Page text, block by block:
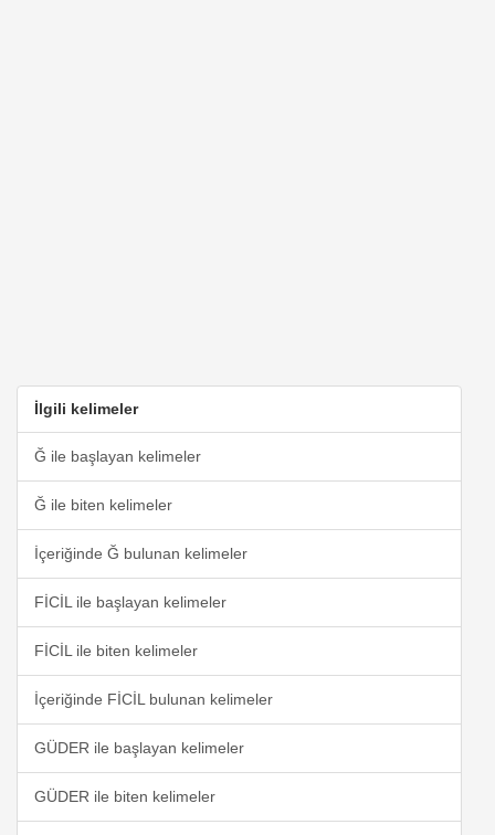
İlgili kelimeler
Ğ ile başlayan kelimeler
Ğ ile biten kelimeler
İçeriğinde Ğ bulunan kelimeler
FİCİL ile başlayan kelimeler
FİCİL ile biten kelimeler
İçeriğinde FİCİL bulunan kelimeler
GÜDER ile başlayan kelimeler
GÜDER ile biten kelimeler